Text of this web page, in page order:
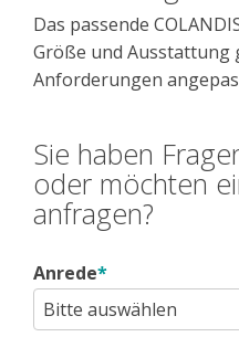
Das passende
Größe und Ausstattung
Anforderungen
Sie haben
oder möchten
anfragen?
Anrede*